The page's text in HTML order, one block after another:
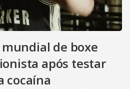
mundial de boxe
após testar
cocaína